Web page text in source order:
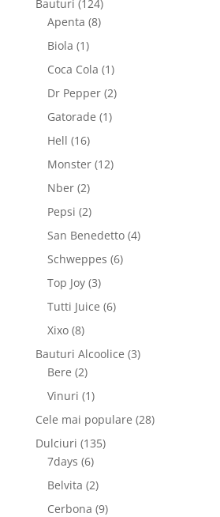
Bauturi 124
de
Apenta 88
Biola 11
produs
Coca Cola 11
produs
Dr Pepper 22
Gatorade 11
Hell 1616
produse
Monster 1212
Nber 22
produse
Pepsi 22
produse
San Benedetto 44
Schweppes 66
Top Joy 33
produse
Tutti Juice 66
Xixo 88
produse
Bauturi Alcoolice 33
Bere 22
produse
Vinuri 11
produs
Cele mai populare 2828
Dulciuri 135135
7days 66
produse
Belvita 22
produse
Cerbona 99